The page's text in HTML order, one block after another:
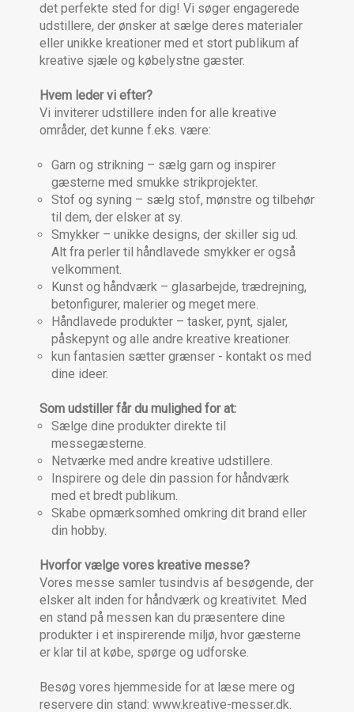
det perfekte sted for dig! Vi søger engagerede
udstillere, der ønsker at sælge deres materialer
eller unikke kreationer med et stort publikum af
kreative sjæle og købelystne gæster.
Hvem leder vi efter?
Vi inviterer udstillere inden for alle kreative
områder, det kunne f.eks. være:
Garn og strikning – sælg garn og inspirer
gæsterne med smukke strikprojekter.
Stof og syning – sælg stof, mønstre og tilbehør
til dem, der elsker at sy.
Smykker – unikke designs, der skiller sig ud.
Alt fra perler til håndlavede smykker er også
velkomment.
Kunst og håndværk – glasarbejde, trædrejning,
betonfigurer, malerier og meget mere.
Håndlavede produkter – tasker, pynt, sjaler,
påskepynt og alle andre kreative kreationer.
kun fantasien sætter grænser - kontakt os med
dine ideer.
Som udstiller får du mulighed for at:
Sælge dine produkter direkte til
messegæsterne.
Netværke med andre kreative udstillere.
Inspirere og dele din passion for håndværk
med et bredt publikum.
Skabe opmærksomhed omkring dit brand eller
din hobby.
Hvorfor vælge vores kreative messe?
Vores messe samler tusindvis af besøgende, der
elsker alt inden for håndværk og kreativitet. Med
en stand på messen kan du præsentere dine
produkter i et inspirerende miljø, hvor gæsterne
er klar til at købe, spørge og udforske.
Besøg vores hjemmeside for at læse mere og
reservere din stand: www.kreative-messer.dk.